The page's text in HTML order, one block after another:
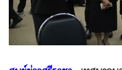
MGR Live
• Infographic
• การเมือง
• ท่องเที่ยว